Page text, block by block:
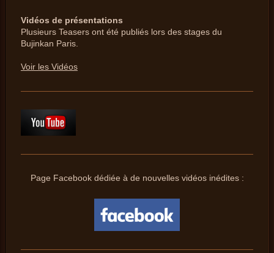
Vidéos de présentations
Plusieurs Teasers ont été publiés lors des stages du
Bujinkan Paris.
Voir les Vidéos
Page Facebook dédiée à de nouvelles vidéos inédites :